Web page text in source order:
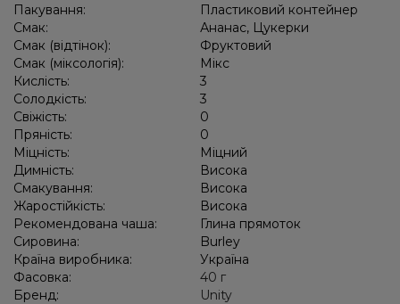
Пакування:
Пластиковий контейнер
Смак:
Ананас, Цукерки
Смак (відтінок):
Фруктовий
Смак (міксологія):
Мікс
Кислість:
3
Солодкість:
3
Свіжість:
0
Пряність:
0
Міцність:
Міцний
Димність:
Висока
Смакування:
Висока
Жаростійкість:
Висока
Рекомендована чаша:
Глина прямоток
Сировина:
Burley
Країна виробника:
Україна
Фасовка:
40 г
Бренд:
Unity